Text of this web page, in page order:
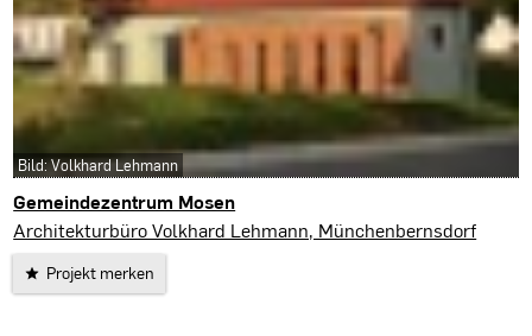
Gemeindezentrum Mosen
Wünschendorf
Architekturbüro Volkhard Lehmann, Münchenbernsdorf
Projekt merken
Bild: Volkhard Lehmann